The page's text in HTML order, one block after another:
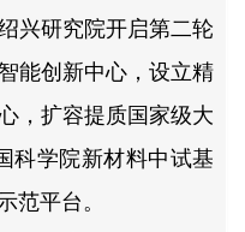
兴研究院开启第二轮
能创新中心，设立精
，扩容提质国家级大
科学院新材料中试基
范平台。